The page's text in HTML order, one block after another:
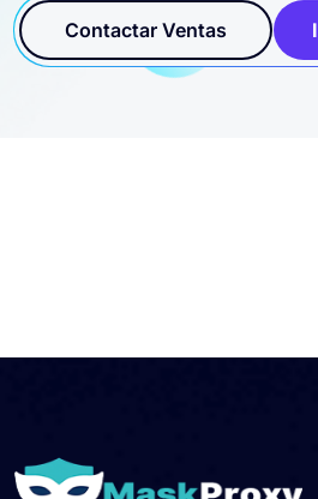
Contactar Ventas